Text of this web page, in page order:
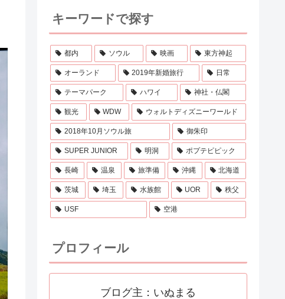
キーワードで探す
都内 ソウル 映画 東方神起
オーランド 2019年新婚旅行 日常
テーマパーク ハワイ 神社・仏閣
観光 WDW ウォルトディズニーワールド
2018年10月ソウル旅 御朱印
SUPER JUNIOR 明洞 ポプテピピック
長崎 温泉 旅準備 沖縄 北海道
茨城 埼玉 水族館 UOR 秩父
USF 空港
プロフィール
ブログ主：いぬまる